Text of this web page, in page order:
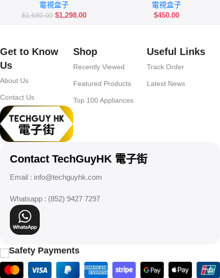
電視盒子
$1,680.00 $1,298.00
電視盒子
$450.00
Get to Know
Us
About Us
Contact Us
Shop
Recently Viewed
Featured Products
Top 100 Appliances
Useful Links
Track Order
Latest News
Contact TechGuyHK 電子街
Email : info@techguyhk.com
Whatsapp : (852) 9427 7297
Safety Payments